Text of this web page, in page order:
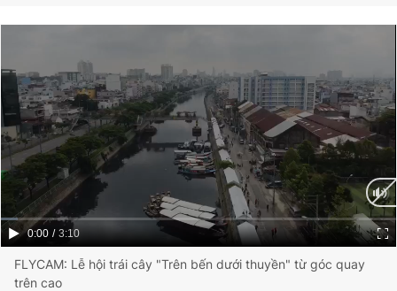
Phó tổng biên tập: Trần Việt Hưng
Tổng thư ký tòa soạn: Đức Trung
Giấy phép xuất bản số 110/GP - BTTTT cấp ngày 24.3.2020
© 2003-2026 Bản quyền thuộc về Báo Thanh Niên. Cấm sao
chép dưới mọi hình thức nếu không có sự chấp thuận bằng văn
bản. Phát triển bởi ePi Technologies, JSC.
Current
Time
0:00 / Duration
3:10
FLYCAM: Lễ hội trái cây "Trên bến dưới thuyền" từ góc quay
trên cao